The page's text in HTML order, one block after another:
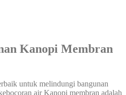
Kanopi Membran
untuk melindungi bangunan
air Kanopi membran adalah